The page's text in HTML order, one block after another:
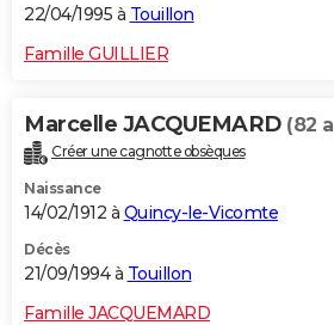
22/04/1995 à Touillon
Famille GUILLIER
Marcelle JACQUEMARD (82
Créer une cagnotte obsèques
Naissance
14/02/1912 à Quincy-le-Vicomte
Décès
21/09/1994 à Touillon
Famille JACQUEMARD